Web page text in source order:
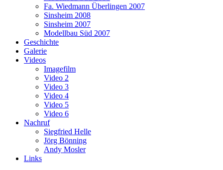
Fa. Wiedmann Überlingen 2007
Sinsheim 2008
Sinsheim 2007
Modellbau Süd 2007
Geschichte
Galerie
Videos
Imagefilm
Video 2
Video 3
Video 4
Video 5
Video 6
Nachruf
Siegfried Helle
Jörg Bönning
Andy Mosler
Links